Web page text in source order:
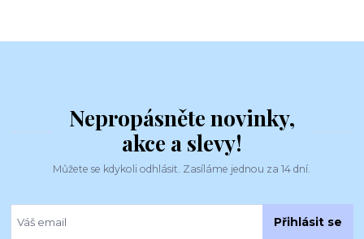
Nepropásněte novinky,
akce a slevy!
Můžete se kdykoli odhlásit. Zasíláme jednou za 14 dní.
Přihlásit se